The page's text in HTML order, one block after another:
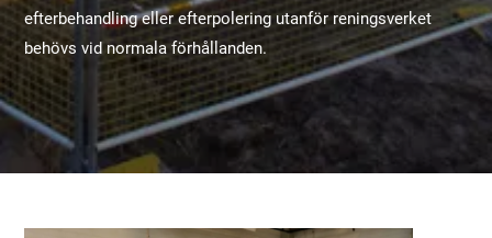
efterbehandling eller efterpolering utanför reningsverket
behövs vid normala förhållanden.